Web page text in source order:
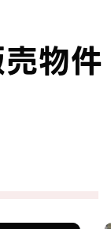
物件